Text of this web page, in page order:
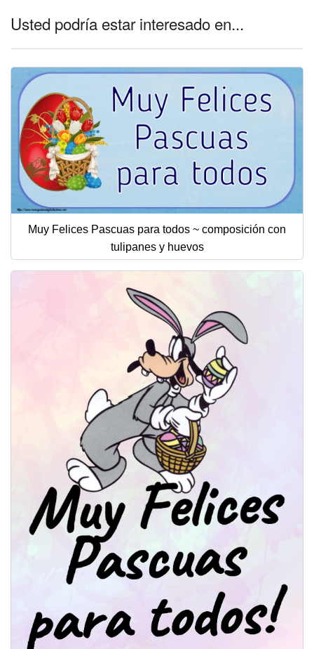
Usted podría estar interesado en...
Muy Felices Pascuas para todos ~ composición con
tulipanes y huevos